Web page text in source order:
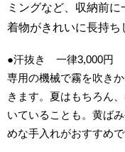
ミングなど、 収納前に
着物がきれいに長持ち
●汗抜き 一律3,000円
専用の機械で霧を吹き
きます。夏はもちろん
いていることも。黄ば
めな手入れがおすすめで